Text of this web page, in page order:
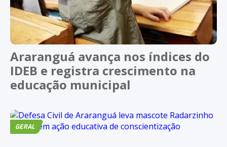
Araranguá avança nos índices do
IDEB e registra crescimento na
educação municipal
GERAL